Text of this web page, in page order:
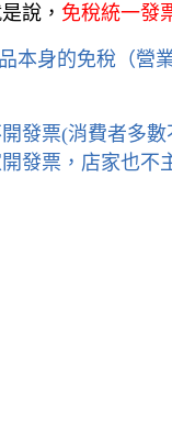
說， 免稅統一發
身的免稅（營
發票(消費者多
發票，店家也不